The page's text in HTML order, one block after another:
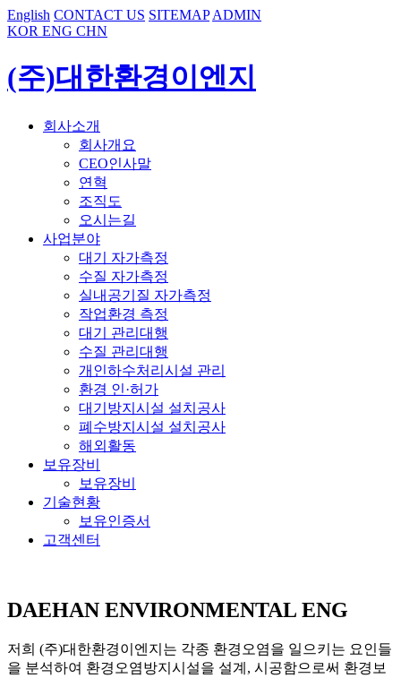
English CONTACT US SITEMAP ADMIN
KOR ENG CHN
(주)대한환경이엔지
회사소개
회사개요
CEO인사말
연혁
조직도
오시는길
사업분야
대기 자가측정
수질 자가측정
실내공기질 자가측정
작업환경 측정
대기 관리대행
수질 관리대행
개인하수처리시설 관리
환경 인·허가
대기방지시설 설치공사
폐수방지시설 설치공사
해외활동
보유장비
보유장비
기술현황
보유인증서
고객센터
DAEHAN ENVIRONMENTAL ENG
저희 (주)대한환경이엔지는 각종 환경오염을 일으키는 요인들
을 분석하여 환경오염방지시설을 설계, 시공함으로써 환경보